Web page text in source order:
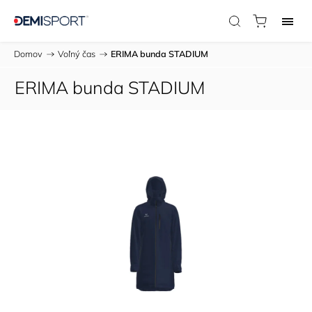
Domov / Voľný čas / ERIMA bunda STADIUM
ERIMA bunda STADIUM